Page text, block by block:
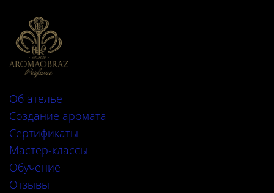
Об ателье
Создание аромата
Сертификаты
Мастер-классы
Обучение
Отзывы